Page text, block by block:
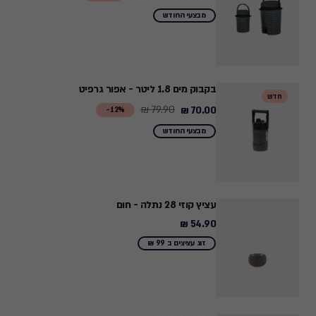
fromמבצעי החודש
חדש
בקבוק מים 1.8 ליטר - אפור גרפיט
12%-
Price
from
70.00 ₪
79.90 ₪
מבצעי החודש
עציץ קוזי 28 נתלה - חום
54.90
₪
54.90 ₪
זוג עציצים ב 99 ₪